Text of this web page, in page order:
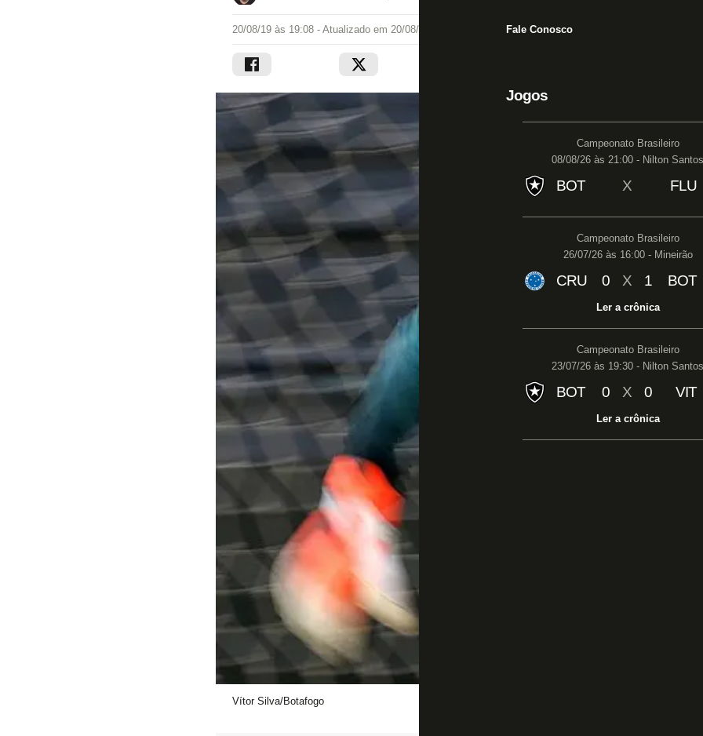
Fale Conosco
Jogos
Campeonato Brasileiro
08/08/26 às 21:00 - Nilton Santos
BOT X FLU
Campeonato Brasileiro
26/07/26 às 16:00 - Mineirão
CRU 0 X 1 BOT
Ler a crônica
Campeonato Brasileiro
23/07/26 às 19:30 - Nilton Santos
BOT 0 X 0 VIT
Ler a crônica
20/08/19 às 19:08 - Atualizado em 20/08/19 às 19:18
Vítor Silva/Botafogo